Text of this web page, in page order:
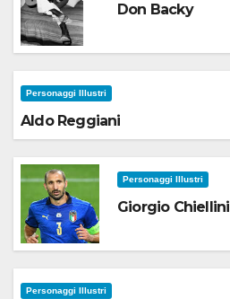
Don Backy
Personaggi Illustri
Aldo Reggiani
Personaggi Illustri
Giorgio Chiellini
Personaggi Illustri